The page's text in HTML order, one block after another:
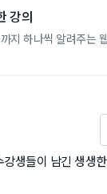
강의
지 하나씩 알려주는
생들이 남긴 생생